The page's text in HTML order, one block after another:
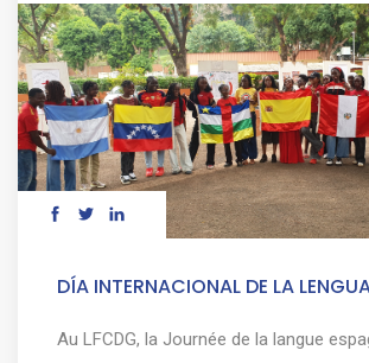
DÍA INTERNACIONAL DE LA
Au LFCDG, la Journée de la langue